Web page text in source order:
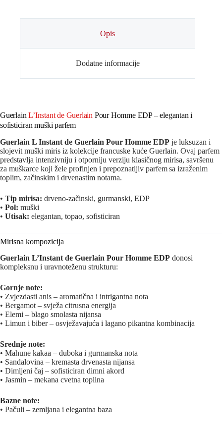
Opis
Dodatne informacije
GuerlainL’Instant de Guerlain Pour Homme EDP – elegantan i
sofisticiran muški parfem
Guerlain L Instant de Guerlain Pour Homme EDP je luksuzan i
slojevit muški miris iz kolekcije francuske kuće Guerlain. Ovaj parfem
predstavlja intenzivniju i otporniju verziju klasičnog mirisa, savršenu
za muškarce koji žele profinjen i prepoznatljiv parfem sa izraženim
toplim, začinskim i drvenastim notama.
• Tip mirisa: drveno‑začinski, gurmanski, EDP
• Pol: muški
• Utisak: elegantan, topao, sofisticiran
Mirisna kompozicija
Guerlain L’Instant de Guerlain Pour Homme EDP donosi
kompleksnu i uravnoteženu strukturu:
Gornje note:
• Zvjezdasti anis – aromatična i intrigantna nota
• Bergamot – svježa citrusna energija
• Elemi – blago smolasta nijansa
• Limun i biber – osvježavajuća i lagano pikantna kombinacija
Srednje note:
• Mahune kakaa – duboka i gurmanska nota
• Sandalovina – kremasta drvenasta nijansa
• Dimljeni čaj – sofisticiran dimni akord
• Jasmin – mekana cvetna toplina
Bazne note:
• Pačuli – zemljana i elegantna baza